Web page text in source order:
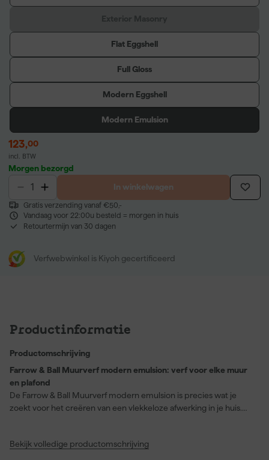
Flat Eggshell
Full Gloss
Modern Eggshell
Modern Emulsion
123,00
incl. BTW
Morgen bezorgd
In winkelwagen
Gratis verzending vanaf €50,-
Vandaag voor 22:00u besteld = morgen in huis
Retourtermijn van 30 dagen
Verfwebwinkel is Kiyoh gecertificeerd
Productinformatie
Productomschrijving
Farrow & Ball Muurverf modern emulsion: verf voor elke muur
en plafond
De Farrow & Ball Muurverf modern emulsion is precies wat je
zoekt voor het creëren van een vlekkeloze afwerking in je huis.
voor drukbezochte ruimtes zoals de keuken, badkamer en hal.
Bekijk volledige productomschrijving